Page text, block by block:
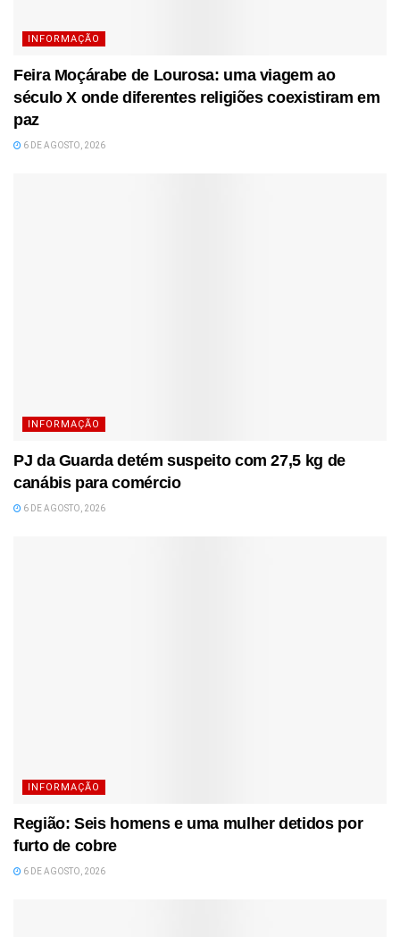
INFORMAÇÃO
Feira Moçárabe de Lourosa: uma viagem ao
século X onde diferentes religiões coexistiram em
paz
6 DE AGOSTO, 2026
INFORMAÇÃO
PJ da Guarda detém suspeito com 27,5 kg de
canábis para comércio
6 DE AGOSTO, 2026
INFORMAÇÃO
Região: Seis homens e uma mulher detidos por
furto de cobre
6 DE AGOSTO, 2026